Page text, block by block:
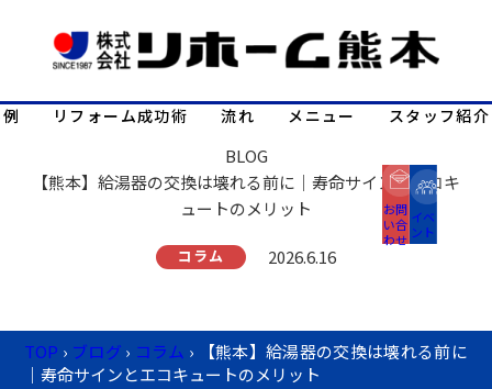
リフォーム成功術 流れ メニュー スタッフ紹介
BLOG
【熊本】給湯器の交換は壊れる前に｜寿命サインとエコキ
ュートのメリット
コラム 2026.6.16
TOP › ブログ › コラム › 【熊本】給湯器の交換は壊れる前に
｜寿命サインとエコキュートのメリット
お問
い合
わせ
イベ
ント